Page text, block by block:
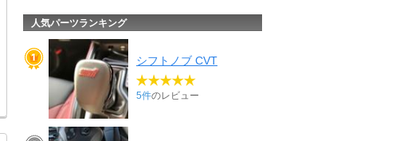
人気パーツランキング
シフトノブ CVT
5件のレビュー